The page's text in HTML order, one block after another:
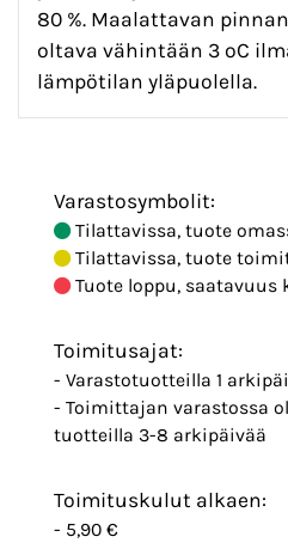
80 %. Maalattavan
oltava vähintään 3 ºC
lämpötilan yläpuolella.
Varastosymbolit:
Tilattavissa, tuote
Tilattavissa, tuote
Tuote loppu, saatavuus
Toimitusajat:
- Varastotuotteilla 1
- Toimittajan varastossa
tuotteilla 3-8 arkipäivää
Toimituskulut alkaen:
- 5,90 €